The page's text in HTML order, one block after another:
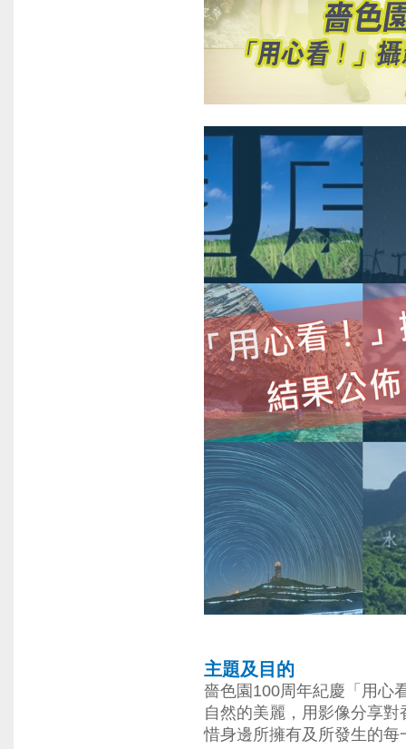
主題及目的
嗇色園100周年紀慶「用心
自然的美麗，用影像分享
惜身邊所擁有及所發生的每